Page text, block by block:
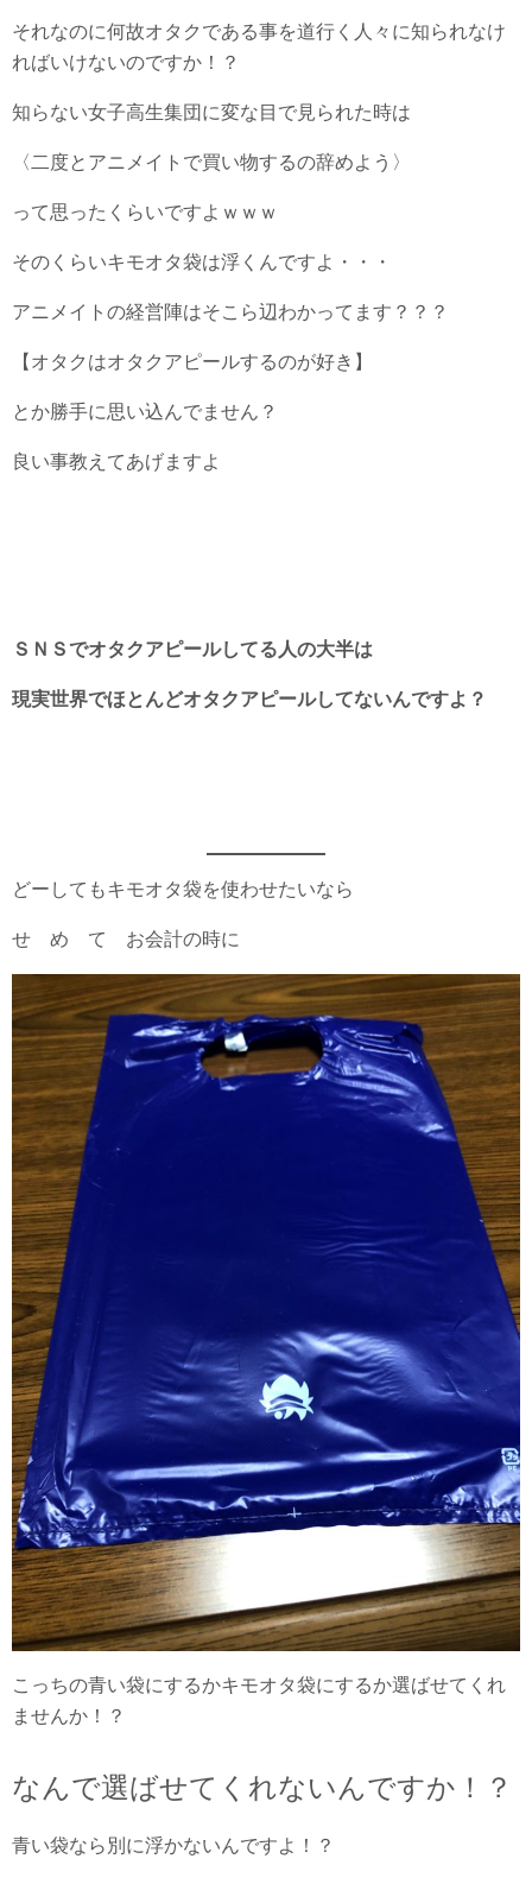
それなのに何故オタクである事を道行く人々に知られなけ
ればいけないのですか！？
知らない女子高生集団に変な目で見られた時は
〈二度とアニメイトで買い物するの辞めよう〉
って思ったくらいですよｗｗｗ
そのくらいキモオタ袋は浮くんですよ・・・
アニメイトの経営陣はそこら辺わかってます？？？
【オタクはオタクアピールするのが好き】
とか勝手に思い込んでません？
良い事教えてあげますよ
ＳＮＳでオタクアピールしてる人の大半は
現実世界でほとんどオタクアピールしてないんですよ？
どーしてもキモオタ袋を使わせたいなら
せ め て お会計の時に
こっちの青い袋にするかキモオタ袋にするか選ばせてくれ
ませんか！？
なんで選ばせてくれないんですか！？
青い袋なら別に浮かないんですよ！？